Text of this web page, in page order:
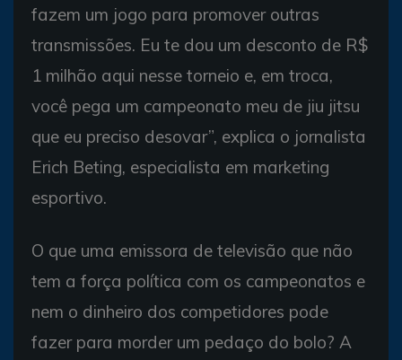
fazem um jogo para promover outras
transmissões. Eu te dou um desconto de R$
1 milhão aqui nesse torneio e, em troca,
você pega um campeonato meu de jiu jitsu
que eu preciso desovar”, explica o jornalista
Erich Beting, especialista em marketing
esportivo.
O que uma emissora de televisão que não
tem a força política com os campeonatos e
nem o dinheiro dos competidores pode
fazer para morder um pedaço do bolo? A